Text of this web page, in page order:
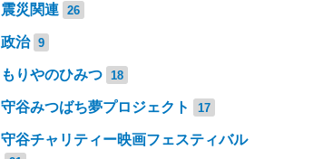
震災関連 26
政治 9
もりやのひみつ 18
守谷みつばち夢プロジェクト 17
守谷チャリティー映画フェスティバル